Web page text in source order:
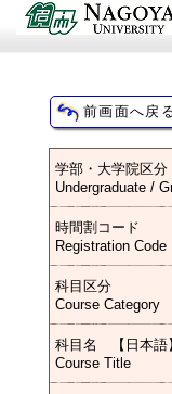
学部・大学院区分
Undergraduate /
時間割コード
Registration Code
科目区分
Course Category
科目名 【日本語
Course Title